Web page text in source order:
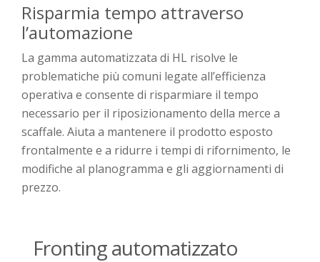
Risparmia tempo attraverso
l’automazione
La gamma automatizzata di HL risolve le
problematiche più comuni legate all’efficienza
operativa e consente di risparmiare il tempo
necessario per il riposizionamento della merce a
scaffale. Aiuta a mantenere il prodotto esposto
frontalmente e a ridurre i tempi di rifornimento, le
modifiche al planogramma e gli aggiornamenti di
prezzo.
Fronting automatizzato